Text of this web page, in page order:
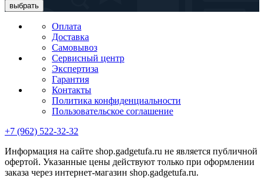
выбрать
Оплата
Доставка
Самовывоз
Сервисный центр
Экспертиза
Гарантия
Контакты
Политика конфиденциальности
Пользовательское соглашение
+7 (962) 522-32-32
Информация на сайте shop.gadgetufa.ru не является публичной
офертой. Указанные цены действуют только при оформлении
заказа через интернет-магазин shop.gadgetufa.ru.